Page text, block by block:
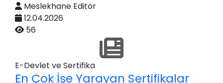
Meslekhane Editör
12.04.2026
56
E-Devlet ve Sertifika
En Çok İşe Yarayan Sertifikalar